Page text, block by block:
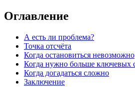
Оглавление
А есть ли проблема?
Точка отсчёта
Когда остановиться невозможно
Когда нужно больше ключевых
Когда догадаться сложно
Заключение